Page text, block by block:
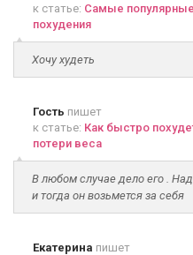
к статье: Самые популярные
похудения
Хочу худеть
Гость пишет
к статье: Как быстро
потери веса
В любом случае дело его .
и тогда он возьмется за себя
Екатерина пишет